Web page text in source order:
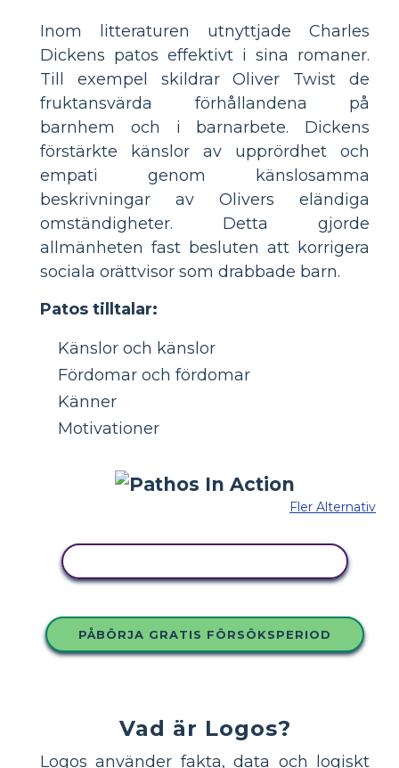
Inom litteraturen utnyttjade Charles
Dickens patos effektivt i sina romaner.
Till exempel skildrar Oliver Twist de
fruktansvärda förhållandena på
barnhem och i barnarbete. Dickens
förstärkte känslor av upprördhet och
empati genom känslosamma
beskrivningar av Olivers eländiga
omständigheter. Detta gjorde
allmänheten fast besluten att korrigera
sociala orättvisor som drabbade barn.
Patos tilltalar:
Känslor och känslor
Fördomar och fördomar
Känner
Motivationer
Fler Alternativ
PÅBÖRJA GRATIS FÖRSÖKSPERIOD
Vad är Logos?
Logos använder fakta, data och logiskt